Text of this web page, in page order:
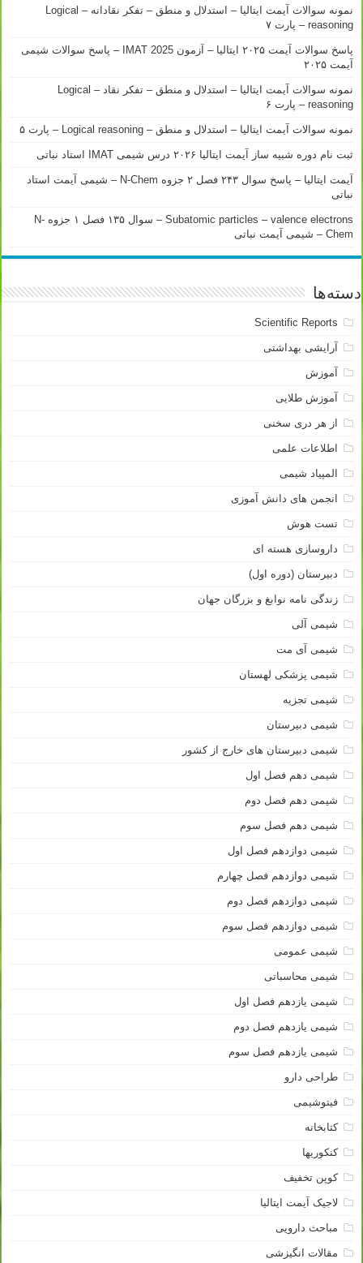
نمونه سوالات آیمت ایتالیا – استدلال و منطق – تفکر نقادانه – Logical
reasoning – پارت ۷
پاسخ سوالات آیمت ۲۰۲۵ ایتالیا – آزمون IMAT 2025 – پاسخ سوالات شیمی
آیمت ۲۰۲۵
نمونه سوالات آیمت ایتالیا – استدلال و منطق – تفکر نقاد – Logical
reasoning – پارت ۶
نمونه سوالات آیمت ایتالیا – استدلال و منطق – Logical reasoning – پارت ۵
ثبت نام دوره شبیه ساز آیمت ایتالیا ۲۰۲۶ درس شیمی IMAT استاد نباتی
آیمت ایتالیا – پاسخ سوال ۲۴۳ فصل ۲ جزوه N-Chem – شیمی آیمت استاد
نباتی
Subatomic particles – valence electrons – سوال ۱۳۵ فصل ۱ جزوه N-
Chem – شیمی آیمت نباتی
دسته‌ها
Scientific Reports
آرایشی بهداشتی
آموزش
آموزش طلایی
از هر دری سخنی
اطلاعات علمی
المپیاد شیمی
انجمن های دانش آموزی
تست هوش
داروسازی هسته ای
دبیرستان (دوره اول)
زندگی نامه نوابغ و بزرگان جهان
شیمی آلی
شیمی آی مت
شیمی پزشکی لهستان
شیمی تجزیه
شیمی دبیرستان
شیمی دبیرستان های خارج از کشور
شیمی دهم فصل اول
شیمی دهم فصل دوم
شیمی دهم فصل سوم
شیمی دوازدهم فصل اول
شیمی دوازدهم فصل چهارم
شیمی دوازدهم فصل دوم
شیمی دوازدهم فصل سوم
شیمی عمومی
شیمی محاسباتی
شیمی یازدهم فصل اول
شیمی یازدهم فصل دوم
شیمی یازدهم فصل سوم
طراحی دارو
فیتوشیمی
کتابخانه
کنکوریها
کوپن تخفیف
لاجیک آیمت ایتالیا
مباحث دارویی
مقالات انگیزشی